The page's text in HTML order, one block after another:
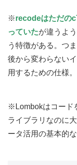
※recodeはただの
っていたが違うよ
う特徴がある。つ
後から変わらない
用するための仕様。
※Lombokはコード
ライブラリなのに
ータ活用の基本的